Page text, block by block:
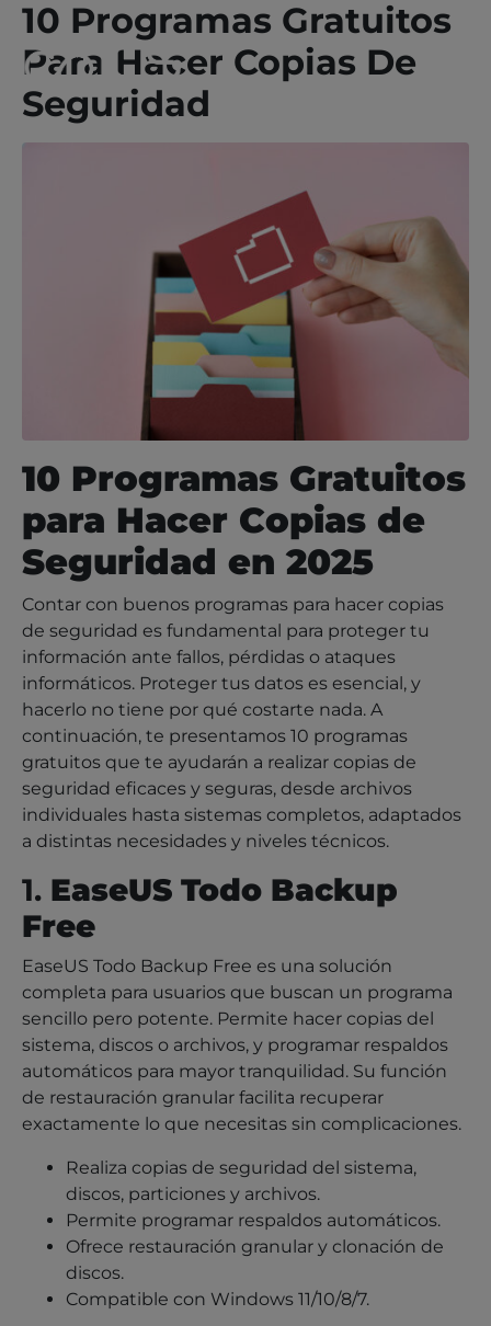
10 Programas Gratuitos
Para Hacer Copias De
Seguridad
10 Programas Gratuitos
para Hacer Copias de
Seguridad en 2025
Contar con buenos programas para hacer copias
de seguridad es fundamental para proteger tu
información ante fallos, pérdidas o ataques
informáticos. Proteger tus datos es esencial, y
hacerlo no tiene por qué costarte nada. A
continuación, te presentamos 10 programas
gratuitos que te ayudarán a realizar copias de
seguridad eficaces y seguras, desde archivos
individuales hasta sistemas completos, adaptados
a distintas necesidades y niveles técnicos.
1. EaseUS Todo Backup
Free
EaseUS Todo Backup Free es una solución
completa para usuarios que buscan un programa
sencillo pero potente. Permite hacer copias del
sistema, discos o archivos, y programar respaldos
automáticos para mayor tranquilidad. Su función
de restauración granular facilita recuperar
exactamente lo que necesitas sin complicaciones.
Realiza copias de seguridad del sistema,
discos, particiones y archivos.
Permite programar respaldos automáticos.
Ofrece restauración granular y clonación de
discos.
Compatible con Windows 11/10/8/7.